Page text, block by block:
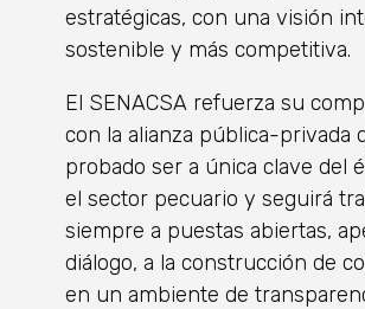
estratégicas, con una visión
sostenible y más competitiva.
El SENACSA refuerza su
con la alianza pública-privada
probado ser a única clave del
el sector pecuario y seguirá
siempre a puestas abiertas,
diálogo, a la construcción de
en un ambiente de